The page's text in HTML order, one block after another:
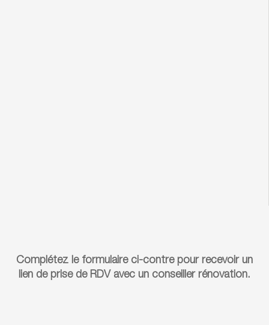
Complétez le formulaire ci-contre pour recevoir un
lien de prise de RDV avec un conseiller rénovation.